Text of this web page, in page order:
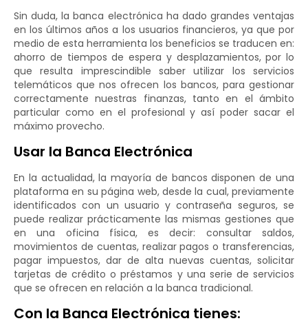
Sin duda, la banca electrónica ha dado grandes ventajas
en los últimos años a los usuarios financieros, ya que por
medio de esta herramienta los beneficios se traducen en:
ahorro de tiempos de espera y desplazamientos, por lo
que resulta imprescindible saber utilizar los servicios
telemáticos que nos ofrecen los bancos, para gestionar
correctamente nuestras finanzas, tanto en el ámbito
particular como en el profesional y así poder sacar el
máximo provecho.
Usar la Banca Electrónica
En la actualidad, la mayoría de bancos disponen de una
plataforma en su página web, desde la cual, previamente
identificados con un usuario y contraseña seguros, se
puede realizar prácticamente las mismas gestiones que
en una oficina física, es decir: consultar saldos,
movimientos de cuentas, realizar pagos o transferencias,
pagar impuestos, dar de alta nuevas cuentas, solicitar
tarjetas de crédito o préstamos y una serie de servicios
que se ofrecen en relación a la banca tradicional.
Con la Banca Electrónica tienes: